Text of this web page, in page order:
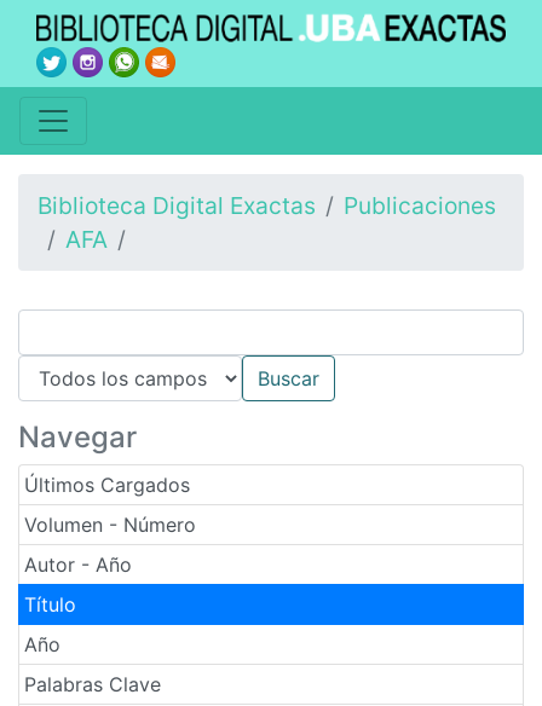
Biblioteca Digital Exactas
Publicaciones
AFA
Navegar
Últimos Cargados
Volumen - Número
Autor - Año
Título
Año
Palabras Clave